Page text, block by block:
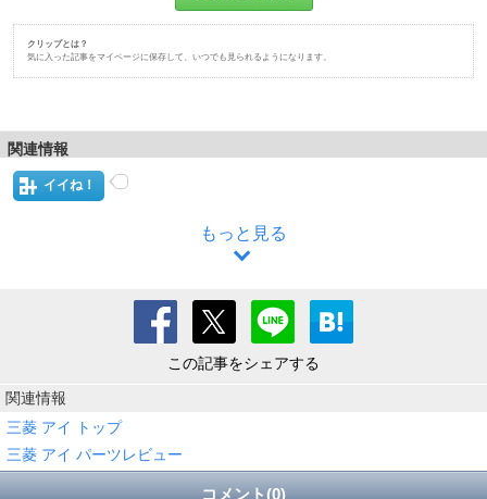
クリップとは？
気に入った記事をマイページに保存して、いつでも見られるようになります。
関連情報
イイね！
もっと見る
この記事をシェアする
関連情報
三菱 アイ トップ
三菱 アイ パーツレビュー
コメント(0)